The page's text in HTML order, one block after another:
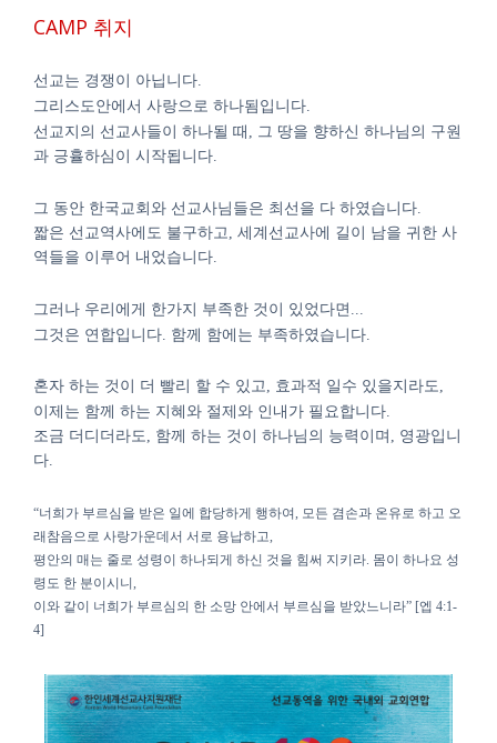
CAMP 취지
선교는 경쟁이 아닙니다
그리스도안에서 사랑으로 하나됨입니다
선교지의 선교사들이 하나될 때 , 그 땅을 향하신 하나님의 구원
과 긍휼하심이 시작됩니다.
그 동안 한국교회와 선교사님들은 최선을 다 하였습니다.
짧은 선교역사에도 불구하고, 세계선교사에 길이 남을 귀한 사
역들을 이루어 내었습니다.
그러나 우리에게 한가지 부족한 것이 있었다면
그것은 연합입니다. 함께 함에는 부족하였습니다.
혼자 하는 것이 더 빨리 할 수 있고 효과적 일수 있을지라도
이제는 함께 하는 지혜와 절제와 인내가 필요합니다.
조금 더디더라도, 함께 하는 것이 하나님의 능력이며 , 영광입니
다.
“너희가 부르심을 받은 일에 합당하게 행하여, 모든 겸손과 온유로 하고 오
래참음으로 사랑가운데서 서로 용납하고,
평안의 매는 줄로 성령이 하나되게 하신 것을 힘써 지키라. 몸이 하나요 성
령도 한 분이시니,
이와 같이 너희가 부르심의 한 소망 안에서 부르심을 받았느니라” [엡 4:1-
4]